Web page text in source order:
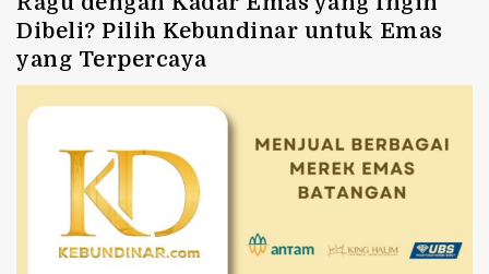
Dibeli? Pilih Kebundinar untuk Emas
yang Terpercaya